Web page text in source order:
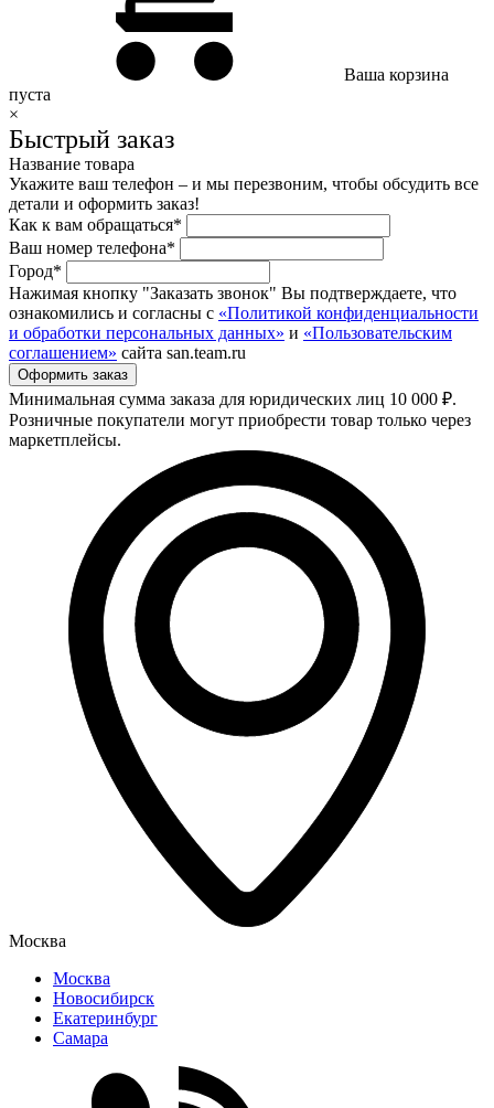
Ваша корзина
пуста
×
Быстрый заказ
Название товара
Укажите ваш телефон – и мы перезвоним, чтобы обсудить все
детали и оформить заказ!
Как к вам обращаться*
Ваш номер телефона*
Город*
Нажимая кнопку "Заказать звонок" Вы подтверждаете, что
ознакомились и согласны с «Политикой конфиденциальности
и обработки персональных данных» и «Пользовательским
соглашением» сайта san.team.ru
Минимальная сумма заказа для юридических лиц 10 000 ₽.
Розничные покупатели могут приобрести товар только через
маркетплейсы.
Москва
Москва
Новосибирск
Екатеринбург
Самара